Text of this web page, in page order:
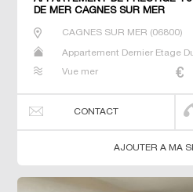
DE MER CAGNES SUR MER
CAGNES SUR MER (06800)
Appartement Dernier Etage
Vue mer
CONTACT
AJOUTER A MA